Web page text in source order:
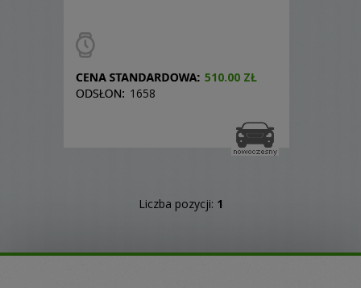
510.00 ZŁ
1658
Liczba pozycji: 1